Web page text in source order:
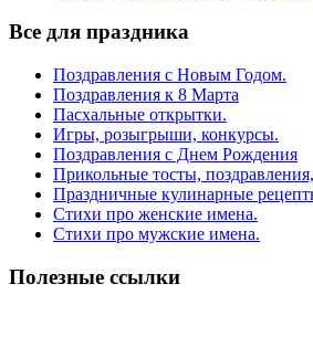
Все для праздника
Поздравления с Новым Годом.
Поздравления к 8 Марта
Пасхальные открытки.
Игры, розыгрыши, конкурсы.
Поздравления с Днем Рождения
Прикольные тосты,
Праздничные кулинарные
Стихи про женские имена.
Стихи про мужские имена.
Полезные ссылки